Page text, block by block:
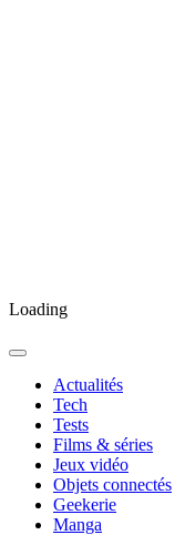
Loading
Actualités
Tech
Tests
Films & séries
Jeux vidéo
Objets connectés
Geekerie
Manga